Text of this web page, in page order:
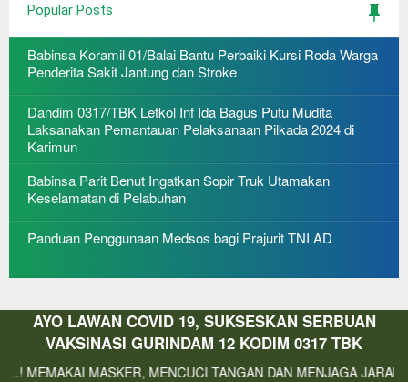
Popular Posts
Babinsa Koramil 01/Balai Bantu Perbaiki Kursi Roda Warga
Penderita Sakit Jantung dan Stroke
Dandim 0317/TBK Letkol Inf Ida Bagus Putu Mudita
Laksanakan Pemantauan Pelaksanaan Pilkada 2024 di
Karimun
Babinsa Parit Benut Ingatkan Sopir Truk Utamakan
Keselamatan di Pelabuhan
Panduan Penggunaan Medsos bagi Prajurit TNI AD
AYO LAWAN COVID 19, SUKSESKAN SERBUAN
VAKSINASI GURINDAM 12 KODIM 0317 TBK
MASKER, MENCUCI TANGAN DAN MENJAGA JARAK